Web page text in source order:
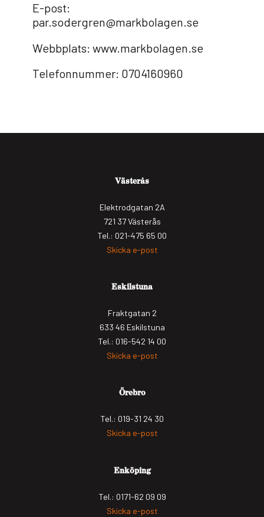
E-post:
par.sodergren@markbolagen.se
Webbplats: www.markbolagen.se
Telefonnummer: 0704160960
Västerås
Elektrodgatan 2A
721 37 Västerås
Tel.: 021-475 65 00
Skicka e-post
Eskilstuna
Fraktgatan 2
633 46 Eskilstuna
Tel.: 016-542 14 00
Skicka e-post
Örebro
Tel.: 019-31 24 30
Skicka e-post
Enköping
Tel.: 0171-62 09 09
Skicka e-post